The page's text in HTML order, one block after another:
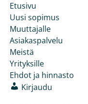
Etusivu
Uusi sopimus
Muuttajalle
Asiakaspalvelu
Meistä
Yrityksille
Ehdot ja hinnasto
Kirjaudu